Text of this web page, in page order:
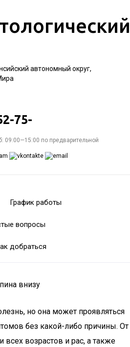
автономный округ,
75-
09:00—15:00 по предварительной
График работы
вопросы
добраться
внизу
но она может проявляться
без какой-либо причины. От
всех возрастов и рас, а также